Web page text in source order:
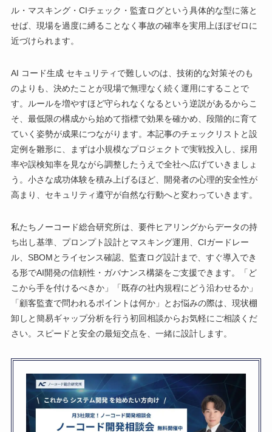
ル・マスキング・CIチェック・監査ログという具体的な型に落と
せば、現場を過度に縛ることなく事故の確率を実用上ほぼゼロに
近づけられます。
AI コード生成 セキュリティで難しいのは、技術的な対策そのも
のよりも、決めたことが現場で無理なく続く運用にすることで
す。ルールを増やすほど守られなくなるという逆説があるからこ
そ、最低限の構成から始めて指標で効果を確かめ、段階的に育て
ていく姿勢が成果につながります。本記事のチェックリストと設
定例を雛形に、まずは小規模なプロジェクトで実戦投入し、採用
率や誤検知率を見ながら調整したうえで全社へ広げていきましょ
う。小さな成功体験を積み上げるほど、開発者の心理的安全性が
高まり、セキュリティ遵守が自然な行動へと変わっていきます。
私たちノーコード総合研究所は、要件ヒアリングからデータの持
ち出し基準、プロンプト設計とマスキング運用、CIガードレー
ル、SBOMとライセンス確認、監査ログ設計まで、すぐ導入でき
る形でAI開発の信頼性・ガバナンス構築をご支援できます。「ど
こから手を付けるべきか」「既存の社内規程にどう沿わせるか」
「顧客監査で問われるポイントは何か」とお悩みの際は、現状棚
卸しと簡易ギャップ分析を行う初回相談からお気軽にご相談くだ
さい。スピードと安全の最短交点を、一緒に設計します。